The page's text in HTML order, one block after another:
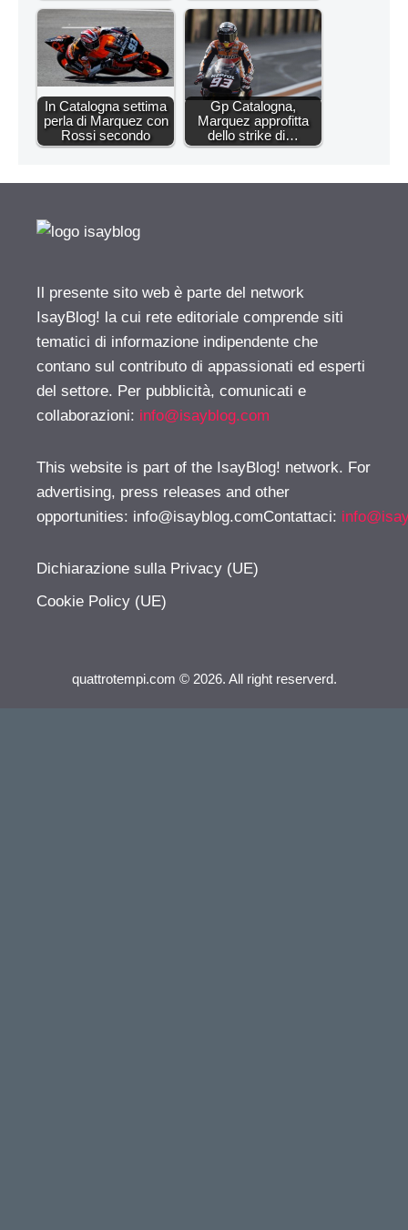
In Catalogna settima
perla di Marquez con
Rossi secondo
Gp Catalogna,
Marquez approfitta
dello strike di…
Il presente sito web è parte del network
IsayBlog! la cui rete editoriale comprende siti
tematici di informazione indipendente che
contano sul contributo di appassionati ed esperti
del settore. Per pubblicità, comunicati e
collaborazioni: info@isayblog.com
This website is part of the IsayBlog! network. For
advertising, press releases and other
opportunities: info@isayblog.comContattaci:
Dichiarazione sulla Privacy (UE)
Cookie Policy (UE)
quattrotempi.com © 2026. All right reserverd.